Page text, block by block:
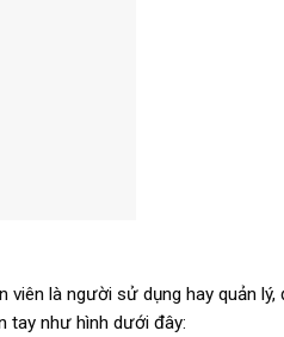
là người sử dụng hay quản lý,
tay như hình dưới đây: